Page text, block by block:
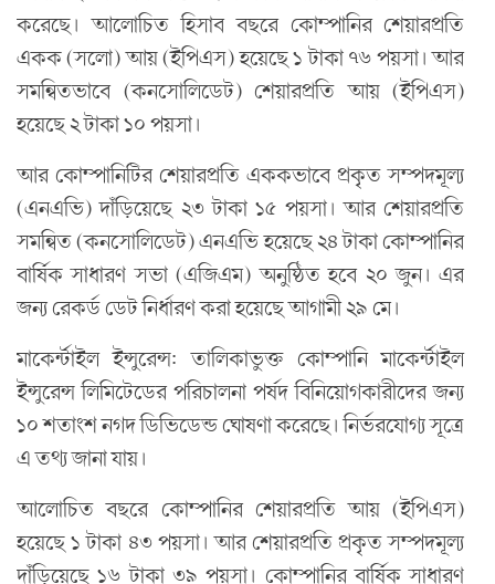
করেছে। আলোচিত হিসাব বছরে কোম্পানির শেয়ারপ্রতি
একক (সলো) আয় (ইপিএস) হয়েছে ১ টাকা ৭৬ পয়সা। আর
সমন্বিতভাবে (কনসোলিডেট) শেয়ারপ্রতি আয় (ইপিএস)
হয়েছে ২ টাকা ১০ পয়সা।
আর কোম্পানিটির শেয়ারপ্রতি এককভাবে প্রকৃত সম্পদমূল্য
(এনএভি) দাঁড়িয়েছে ২৩ টাকা ১৫ পয়সা। আর শেয়ারপ্রতি
সমন্বিত (কনসোলিডেট) এনএভি হয়েছে ২৪ টাকা কোম্পানির
বার্ষিক সাধারণ সভা (এজিএম) অনুষ্ঠিত হবে ২০ জুন। এর
জন্য রেকর্ড ডেট নির্ধারণ করা হয়েছে আগামী ২৯ মে।
মাকের্ন্টাইল ইন্সুরেন্স: তালিকাভুক্ত কোম্পানি মাকের্ন্টাইল
ইন্সুরেন্স লিমিটেডের পরিচালনা পর্ষদ বিনিয়োগকারীদের জন্য
১০ শতাংশ নগদ ডিভিডেন্ড ঘোষণা করেছে। নির্ভরযোগ্য সূত্রে
এ তথ্য জানা যায়।
আলোচিত বছরে কোম্পানির শেয়ারপ্রতি আয় (ইপিএস)
হয়েছে ১ টাকা ৪৩ পয়সা। আর শেয়ারপ্রতি প্রকৃত সম্পদমূল্য
দাঁড়িয়েছে ১৬ টাকা ৩৯ পয়সা। কোম্পানির বার্ষিক সাধারণ